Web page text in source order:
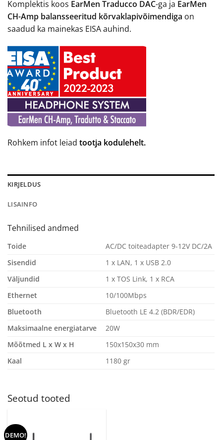
Komplektis koos EarMen Traducco DAC-ga ja EarMen
CH-Amp balansseeritud kõrvaklapivõimendiga on
saadud ka mainekas EISA auhind.
Rohkem infot leiad tootja kodulehelt.
KIRJELDUS
LISAINFO
Tehnilised andmed
Toide
AC/DC toiteadapter 9-12V DC/2A
Sisendid
1 x LAN, 1 x USB 2.0
Väljundid
1 x TOS Link, 1 x RCA
Ethernet
10/100Mbps
Bluetooth
Bluetooth LE 4.2 (BDR/EDR)
Maksimaalne energiatarve
20W
Mõõtmed L x W x H
150x150x30 mm
Kaal
1180 gr
Seotud tooted
DEMO!